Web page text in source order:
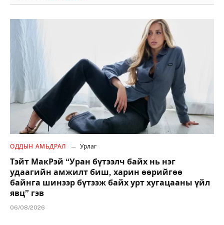
ОДДЫН АМЬДРАЛ Урлаг
Тэйт МакРэй “Уран бүтээлч байх нь нэг
удаагийн амжилт биш, харин өөрийгөө
байнга шинээр бүтээж байх урт хугацааны үйл
явц” гэв
06/08/2026